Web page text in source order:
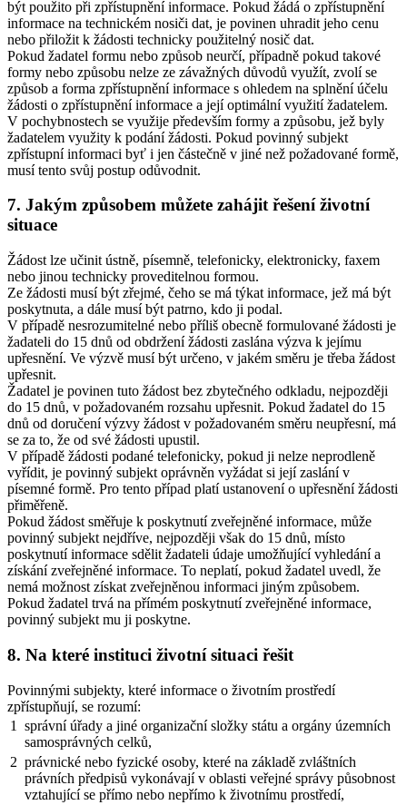
být použito při zpřístupnění informace. Pokud žádá o zpřístupnění
informace na technickém nosiči dat, je povinen uhradit jeho cenu
nebo přiložit k žádosti technicky použitelný nosič dat.
Pokud žadatel formu nebo způsob neurčí, případně pokud takové
formy nebo způsobu nelze ze závažných důvodů využít, zvolí se
způsob a forma zpřístupnění informace s ohledem na splnění účelu
žádosti o zpřístupnění informace a její optimální využití žadatelem.
V pochybnostech se využije především formy a způsobu, jež byly
žadatelem využity k podání žádosti. Pokud povinný subjekt
zpřístupní informaci byť i jen částečně v jiné než požadované formě,
musí tento svůj postup odůvodnit.
7. Jakým způsobem můžete zahájit řešení životní
situace
Žádost lze učinit ústně, písemně, telefonicky, elektronicky, faxem
nebo jinou technicky proveditelnou formou.
Ze žádosti musí být zřejmé, čeho se má týkat informace, jež má být
poskytnuta, a dále musí být patrno, kdo ji podal.
V případě nesrozumitelné nebo příliš obecně formulované žádosti je
žadateli do 15 dnů od obdržení žádosti zaslána výzva k jejímu
upřesnění. Ve výzvě musí být určeno, v jakém směru je třeba žádost
upřesnit.
Žadatel je povinen tuto žádost bez zbytečného odkladu, nejpozději
do 15 dnů, v požadovaném rozsahu upřesnit. Pokud žadatel do 15
dnů od doručení výzvy žádost v požadovaném směru neupřesní, má
se za to, že od své žádosti upustil.
V případě žádosti podané telefonicky, pokud ji nelze neprodleně
vyřídit, je povinný subjekt oprávněn vyžádat si její zaslání v
písemné formě. Pro tento případ platí ustanovení o upřesnění žádosti
přiměřeně.
Pokud žádost směřuje k poskytnutí zveřejněné informace, může
povinný subjekt nejdříve, nejpozději však do 15 dnů, místo
poskytnutí informace sdělit žadateli údaje umožňující vyhledání a
získání zveřejněné informace. To neplatí, pokud žadatel uvedl, že
nemá možnost získat zveřejněnou informaci jiným způsobem.
Pokud žadatel trvá na přímém poskytnutí zveřejněné informace,
povinný subjekt mu ji poskytne.
8. Na které instituci životní situaci řešit
Povinnými subjekty, které informace o životním prostředí
zpřístupňují, se rozumí:
1
správní úřady a jiné organizační složky státu a orgány územních
samosprávných celků,
2 právnické nebo fyzické osoby, které na základě zvláštních
právních předpisů vykonávají v oblasti veřejné správy působnost
vztahující se přímo nebo nepřímo k životnímu prostředí,